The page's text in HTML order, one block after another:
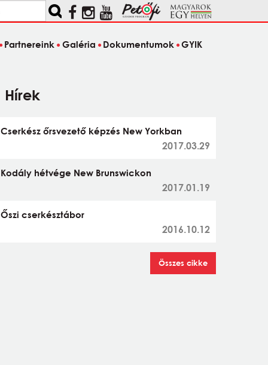
Partnereink Galéria Dokumentumok GYIK
Hírek
Cserkész őrsvezető képzés New Yorkban
2017.03.29
Kodály hétvége New Brunswickon
2017.01.19
Őszi cserkésztábor
2016.10.12
Összes cikke